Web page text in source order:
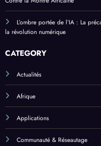
L’ombre portée de l’IA : La
la révolution numérique
CATEGORY
Actualités
Afrique
Applications
Communauté & Réseautage